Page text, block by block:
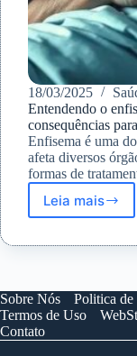
18/03/2025
Entendendo o
consequências
Enfisema é uma
afeta diversos
formas de
Leia mais
suas
a
Sobre Nós Politica de
Termos de Uso
Contato